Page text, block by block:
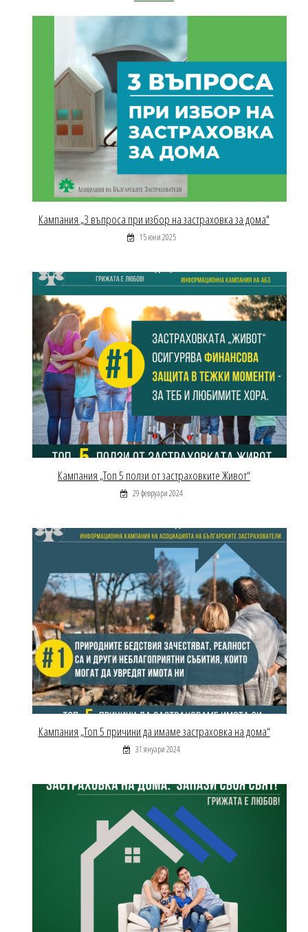
Кампания „3 въпроса при избор на застраховка за дома"
15 юни 2025
Кампания „Топ 5 ползи от застраховките Живот“
29 февруари 2024
Кампания „Топ 5 причини да имаме застраховка на дома“
31 януари 2024